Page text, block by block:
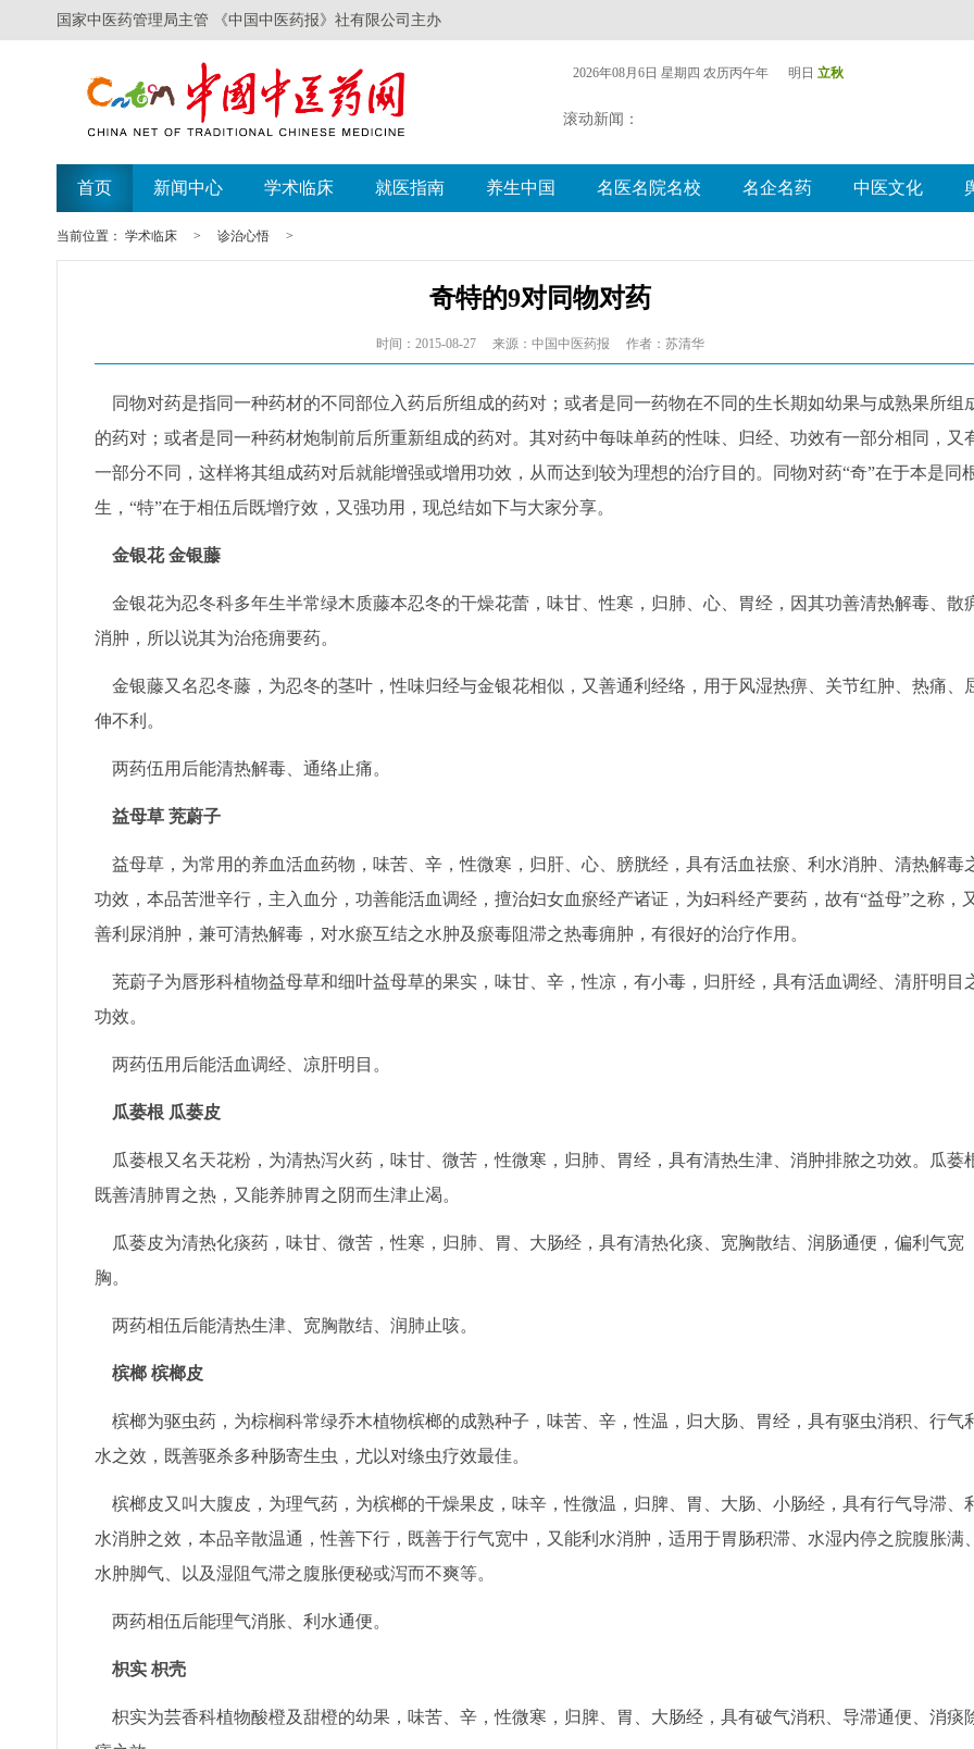
国家中医药管理局主管 《中国中医药报》社有限公司主办
2026年08月6日 星期四 农历丙午年 明日 立秋
滚动新闻：
首页 新闻中心 学术临床 就医指南 养生中国 名医名院名校 名企名药 中医文化
当前位置： 学术临床 > 诊治心悟 >
奇特的9对同物对药
时间：2015-08-27 来源：中国中医药报 作者：苏清华
同物对药是指同一种药材的不同部位入药后所组成的药对；或者是同一药物在不同的生长期如幼果与成熟果所组
的药对；或者是同一种药材炮制前后所重新组成的药对。其对药中每味单药的性味、归经、功效有一部分相同，又
一部分不同，这样将其组成药对后就能增强或增用功效，从而达到较为理想的治疗目的。同物对药“奇”在于本是同
生，“特”在于相伍后既增疗效，又强功用，现总结如下与大家分享。
金银花 金银藤
金银花为忍冬科多年生半常绿木质藤本忍冬的干燥花蕾，味甘、性寒，归肺、心、胃经，因其功善清热解毒、散
消肿，所以说其为治疮痈要药。
金银藤又名忍冬藤，为忍冬的茎叶，性味归经与金银花相似，又善通利经络，用于风湿热痹、关节红肿、热痛、
伸不利。
两药伍用后能清热解毒、通络止痛。
益母草 茺蔚子
益母草，为常用的养血活血药物，味苦、辛，性微寒，归肝、心、膀胱经，具有活血祛瘀、利水消肿、清热解毒
功效，本品苦泄辛行，主入血分，功善能活血调经，擅治妇女血瘀经产诸证，为妇科经产要药，故有“益母”之称，又
善利尿消肿，兼可清热解毒，对水瘀互结之水肿及瘀毒阻滞之热毒痈肿，有很好的治疗作用。
茺蔚子为唇形科植物益母草和细叶益母草的果实，味甘、辛，性凉，有小毒，归肝经，具有活血调经、清肝明目
功效。
两药伍用后能活血调经、凉肝明目。
瓜蒌根 瓜蒌皮
瓜蒌根又名天花粉，为清热泻火药，味甘、微苦，性微寒，归肺、胃经，具有清热生津、消肿排脓之功效。瓜蒌
既善清肺胃之热，又能养肺胃之阴而生津止渴。
瓜蒌皮为清热化痰药，味甘、微苦，性寒，归肺、胃、大肠经，具有清热化痰、宽胸散结、润肠通便，偏利气宽
胸。
两药相伍后能清热生津、宽胸散结、润肺止咳。
槟榔 槟榔皮
槟榔为驱虫药，为棕榈科常绿乔木植物槟榔的成熟种子，味苦、辛，性温，归大肠、胃经，具有驱虫消积、行气
水之效，既善驱杀多种肠寄生虫，尤以对绦虫疗效最佳。
槟榔皮又叫大腹皮，为理气药，为槟榔的干燥果皮，味辛，性微温，归脾、胃、大肠、小肠经，具有行气导滞、
水消肿之效，本品辛散温通，性善下行，既善于行气宽中，又能利水消肿，适用于胃肠积滞、水湿内停之脘腹胀满、
水肿脚气、以及湿阻气滞之腹胀便秘或泻而不爽等。
两药相伍后能理气消胀、利水通便。
枳实 枳壳
枳实为芸香科植物酸橙及甜橙的幼果，味苦、辛，性微寒，归脾、胃、大肠经，具有破气消积、导滞通便、消痰